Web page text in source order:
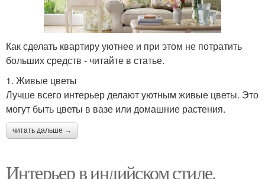
Как сделать квартиру уютнее и при этом не потратить
больших средств - читайте в статье.
1. Живые цветы
Лучше всего интерьер делают уютным живые цветы. Это
могут быть цветы в вазе или домашние растения.
читать дальше →
Интерьер в индийском стиле.